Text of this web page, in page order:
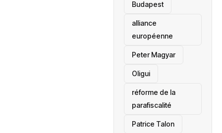
Budapest
alliance
européenne
Peter Magyar
Oligui
réforme de la
parafiscalité
Patrice Talon